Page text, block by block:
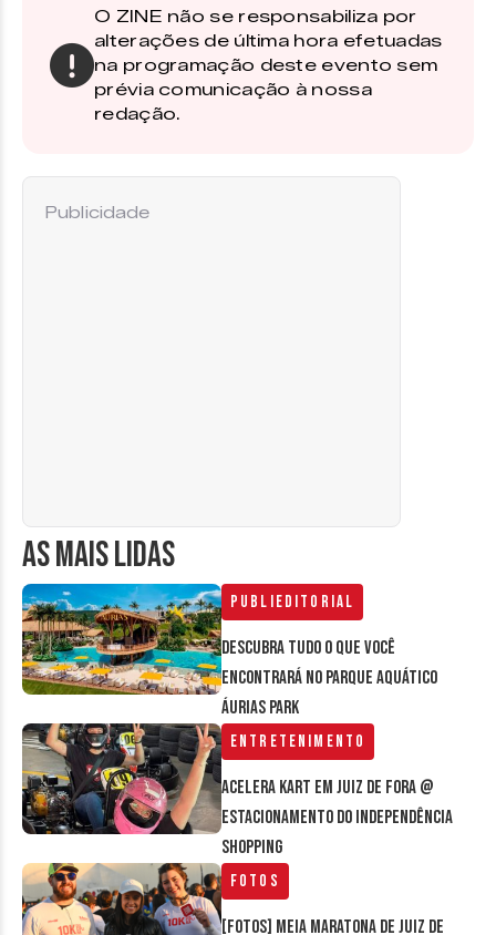
O ZINE não se responsabiliza por
alterações de última hora efetuadas
na programação deste evento sem
prévia comunicação à nossa
redação.
AS MAIS LIDAS
Publieditorial
Descubra tudo o que você
encontrará no parque aquático
Áurias Park
Entretenimento
Acelera Kart em Juiz de Fora @
estacionamento do Independência
Shopping
Fotos
[FOTOS] Meia Maratona de Juiz de
Publicidade